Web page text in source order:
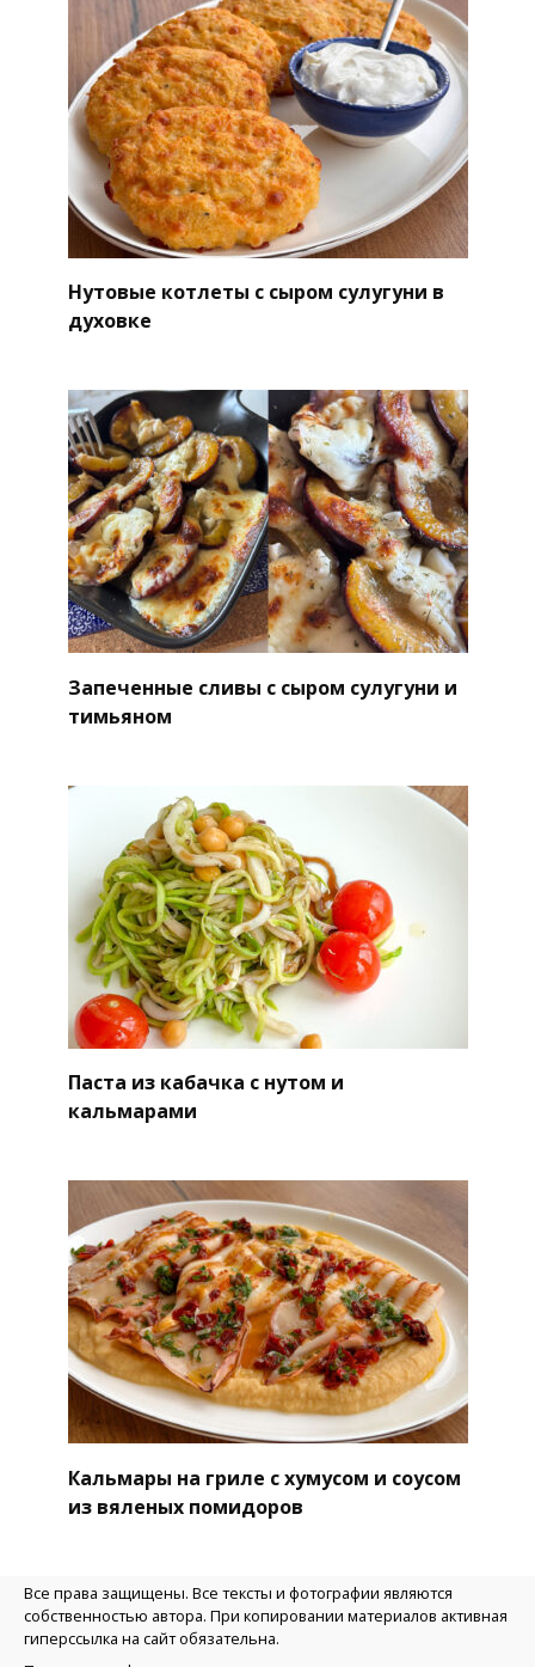
Нутовые котлеты с сыром сулугуни в
духовке
Запеченные сливы с сыром сулугуни и
тимьяном
Паста из кабачка с нутом и
кальмарами
Кальмары на гриле с хумусом и соусом
из вяленых помидоров
Все права защищены. Все тексты и фотографии являются
собственностью автора. При копировании материалов активная
гиперссылка на сайт обязательна.